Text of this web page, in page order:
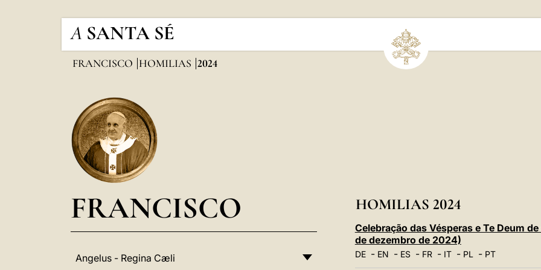
A SANTA SÉ
FRANCISCO HOMILIAS 2024
FRANCISCO
Angelus - Regina Cæli
HOMILIAS 2024
Celebração das Vésperas e Te Deum
de dezembro de 2024)
DE- EN - ES- FR- IT- PL- PT